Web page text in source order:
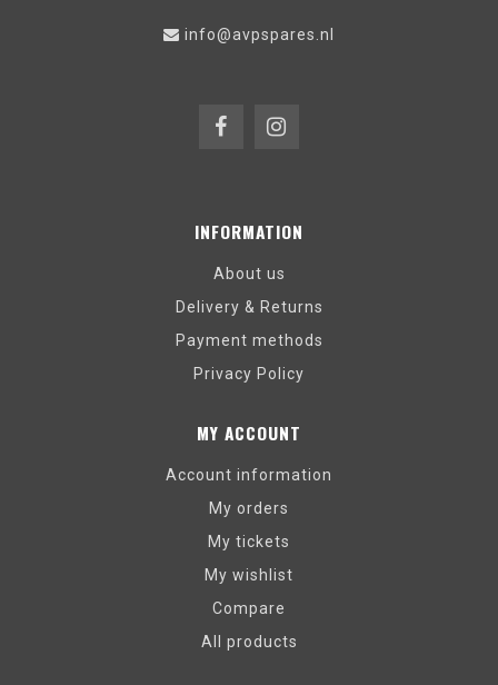
info@avpspares.nl
INFORMATION
About us
Delivery & Returns
Payment methods
Privacy Policy
MY ACCOUNT
Account information
My orders
My tickets
My wishlist
Compare
All products